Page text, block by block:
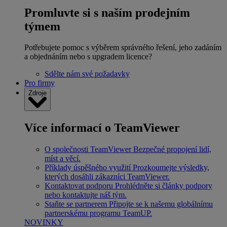
Promluvte si s naším prodejním
týmem
Potřebujete pomoc s výběrem správného řešení, jeho zadáním
a objednáním nebo s upgradem licence?
Sdělte nám své požadavky
Pro firmy
Zdroje
Více informací o TeamViewer
O společnosti TeamViewer Bezpečné propojení lidí,
míst a věcí.
Příklady úspěšného využití Prozkoumejte výsledky,
kterých dosáhli zákazníci TeamViewer.
Kontaktovat podporu Prohlédněte si články podpory
nebo kontaktujte náš tým.
Staňte se partnerem Připojte se k našemu globálnímu
partnerskému programu TeamUP.
NOVINKY